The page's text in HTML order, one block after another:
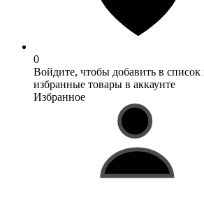
0
Войдите, чтобы добавить в список
избранные товары в аккаунте
Избранное